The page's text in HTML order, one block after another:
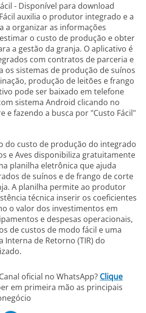
- Disponível para download
auxilia o produtor integrado e a
a organizar as informações
o custo de produção e obter
a gestão da granja. O aplicativo é
com contratos de parceria e
os sistemas de produção de suínos
produção de leitões e frango
pode ser baixado em telefone
sistema Android clicando no
e fazendo a busca por "Custo Fácil"
do custo de produção do integrado
e Aves disponibiliza gratuitamente
planilha eletrônica que ajuda
de suínos e de frango de corte
A planilha permite ao produtor
técnica inserir os coeficientes
o valor dos investimentos em
e despesas operacionais,
de custos de modo fácil e uma
Interna de Retorno (TIR) do
oficial no WhatsApp? Clique
em primeira mão as principais